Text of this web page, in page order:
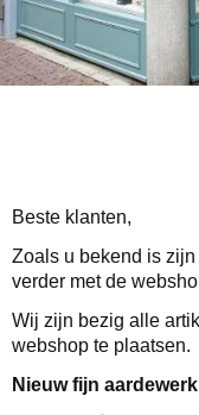
Beste klanten,
Zoals u bekend is
verder met de
Wij zijn bezig alle
webshop te plaatsen.
Nieuw fijn